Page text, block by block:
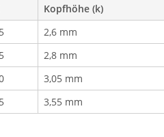
Kopfhöhe (k)
2,6 mm
2,8 mm
3,05 mm
3,55 mm